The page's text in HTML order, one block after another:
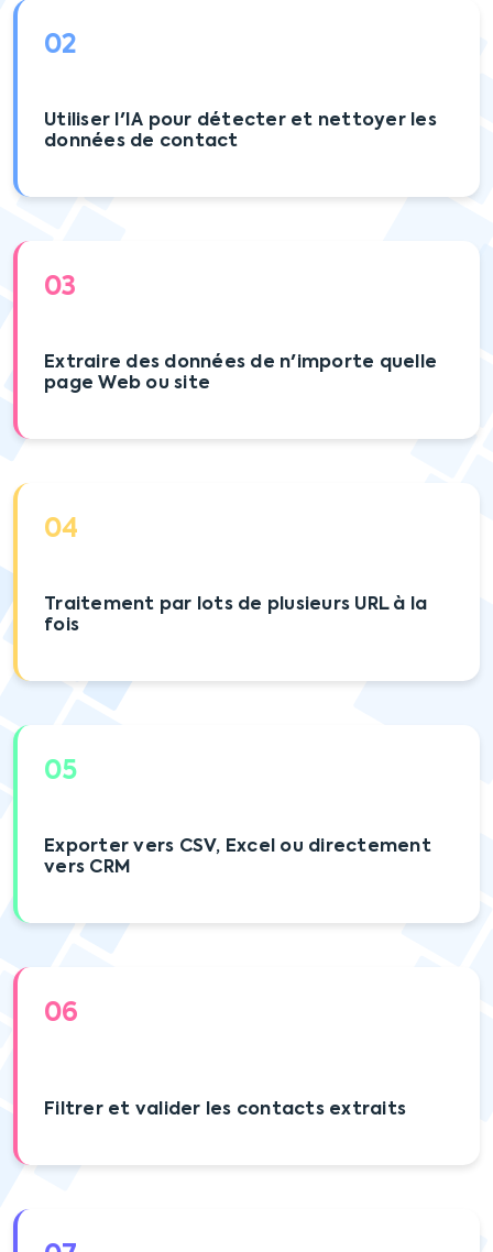
02
Utiliser l'IA pour détecter et nettoyer les
données de contact
03
Extraire des données de n'importe quelle
page Web ou site
04
Traitement par lots de plusieurs URL à la
fois
05
Exporter vers CSV, Excel ou directement
vers CRM
06
Filtrer et valider les contacts extraits